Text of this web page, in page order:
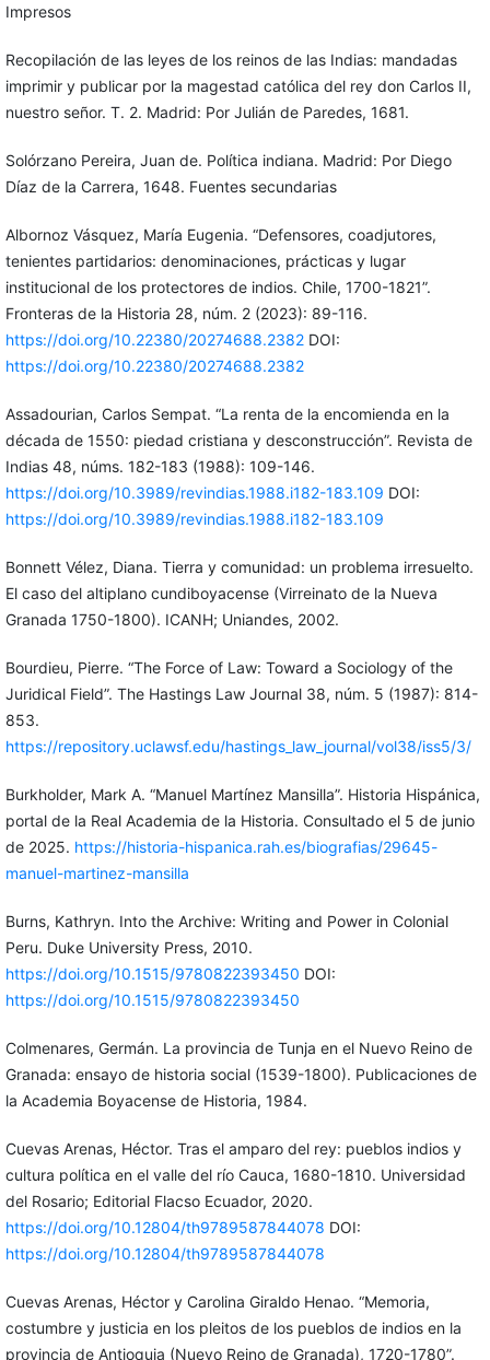
Impresos
Recopilación de las leyes de los reinos de las Indias: mandadas
imprimir y publicar por la magestad católica del rey don Carlos II,
nuestro señor. T. 2. Madrid: Por Julián de Paredes, 1681.
Solórzano Pereira, Juan de. Política indiana. Madrid: Por Diego
Díaz de la Carrera, 1648. Fuentes secundarias
Albornoz Vásquez, María Eugenia. “Defensores, coadjutores,
tenientes partidarios: denominaciones, prácticas y lugar
institucional de los protectores de indios. Chile, 1700-1821”.
Fronteras de la Historia 28, núm. 2 (2023): 89-116.
https://doi.org/10.22380/20274688.2382DOI:
https://doi.org/10.22380/20274688.2382
Assadourian, Carlos Sempat. “La renta de la encomienda en la
década de 1550: piedad cristiana y desconstrucción”. Revista de
Indias 48, núms. 182-183 (1988): 109-146.
https://doi.org/10.3989/revindias.1988.i182-183.109 DOI:
https://doi.org/10.3989/revindias.1988.i182-183.109
Bonnett Vélez, Diana. Tierra y comunidad: un problema irresuelto.
El caso del altiplano cundiboyacense (Virreinato de la Nueva
Granada 1750-1800). ICANH; Uniandes, 2002.
Bourdieu, Pierre. “The Force of Law: Toward a Sociology of the
Juridical Field”. The Hastings Law Journal 38, núm. 5 (1987): 814-
853.
https://repository.uclawsf.edu/hastings_law_journal/vol38/iss5/3/
Burkholder, Mark A. “Manuel Martínez Mansilla”. Historia Hispánica,
portal de la Real Academia de la Historia. Consultado el 5 de junio
de 2025. https://historia-hispanica.rah.es/biografias/29645-
manuel-martinez-mansilla
Burns, Kathryn. Into the Archive: Writing and Power in Colonial
Peru. Duke University Press, 2010.
https://doi.org/10.1515/9780822393450 DOI:
https://doi.org/10.1515/9780822393450
Colmenares, Germán. La provincia de Tunja en el Nuevo Reino de
Granada: ensayo de historia social (1539-1800). Publicaciones de
la Academia Boyacense de Historia, 1984.
Cuevas Arenas, Héctor. Tras el amparo del rey: pueblos indios y
cultura política en el valle del río Cauca, 1680-1810. Universidad
del Rosario; Editorial Flacso Ecuador, 2020.
https://doi.org/10.12804/th9789587844078 DOI:
https://doi.org/10.12804/th9789587844078
Cuevas Arenas, Héctor y Carolina Giraldo Henao. “Memoria,
costumbre y justicia en los pleitos de los pueblos de indios en la
provincia de Antioquia (Nuevo Reino de Granada), 1720-1780”.